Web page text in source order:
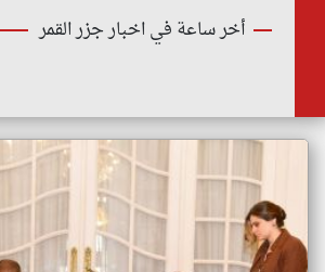
أخر ساعة في اخبار جزر القمر